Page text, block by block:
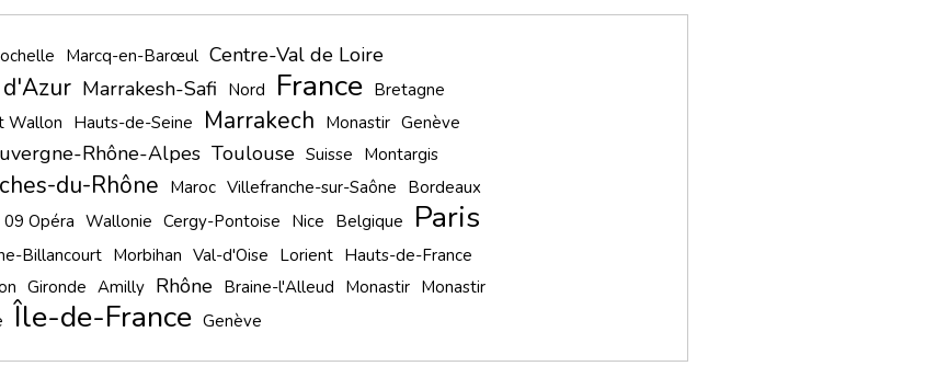
Marcq-en-Barœul Centre-Val de Loire
Marrakesh-Safi Nord France Bretagne
Wallon Hauts-de-Seine Marrakech Monastir Genève
Rhône-Alpes Toulouse Suisse Montargis
du-Rhône Maroc Villefranche-sur-Saône Bordeaux
09 Opéra Wallonie Cergy-Pontoise Nice Belgique Paris
Billancourt Morbihan Val-d'Oise Lorient Hauts-de-France
Gironde Amilly Rhône Braine-l'Alleud Monastir Monastir
Île-de-France Genève